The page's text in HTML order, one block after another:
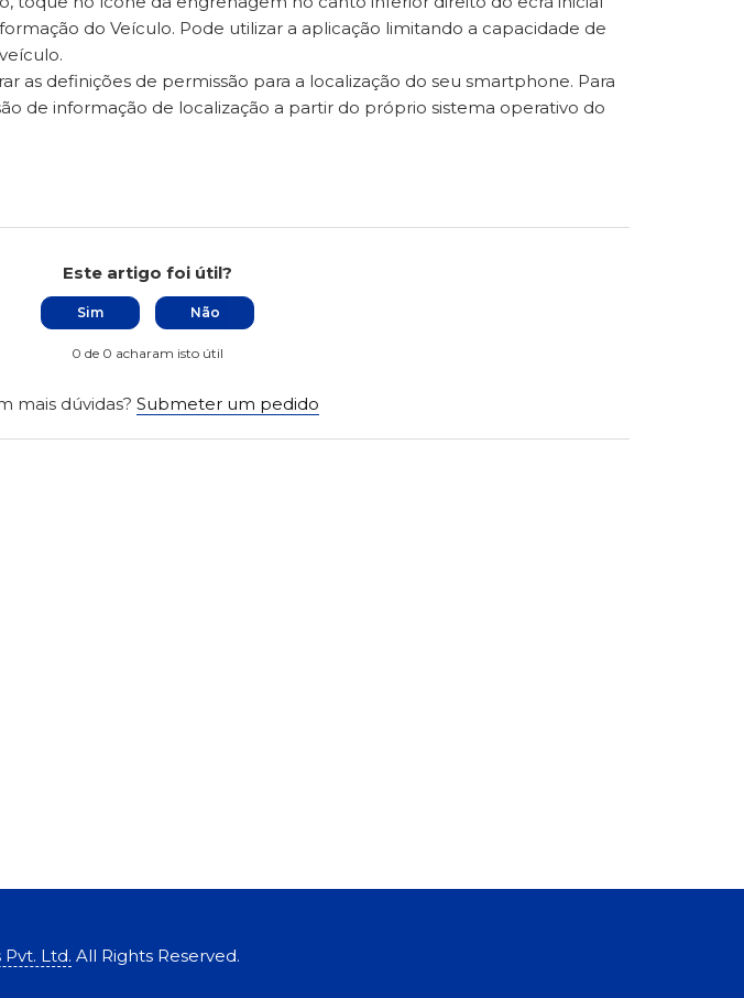
do Veículo. Pode utilizar a aplicação limitando a capacidade de
as definições de permissão para a localização do seu smartphone. Para
de informação de localização a partir do próprio sistema operativo do
Este artigo foi útil?
Sim Não
0 de 0 acharam isto útil
mais dúvidas?Submeter um pedido
Pvt. Ltd. All Rights Reserved.